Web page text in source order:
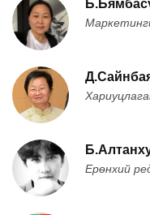
Ерөнхий